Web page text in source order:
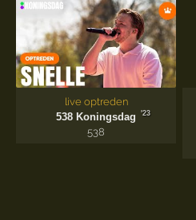
live optreden
538 Koningsdag
'23
538